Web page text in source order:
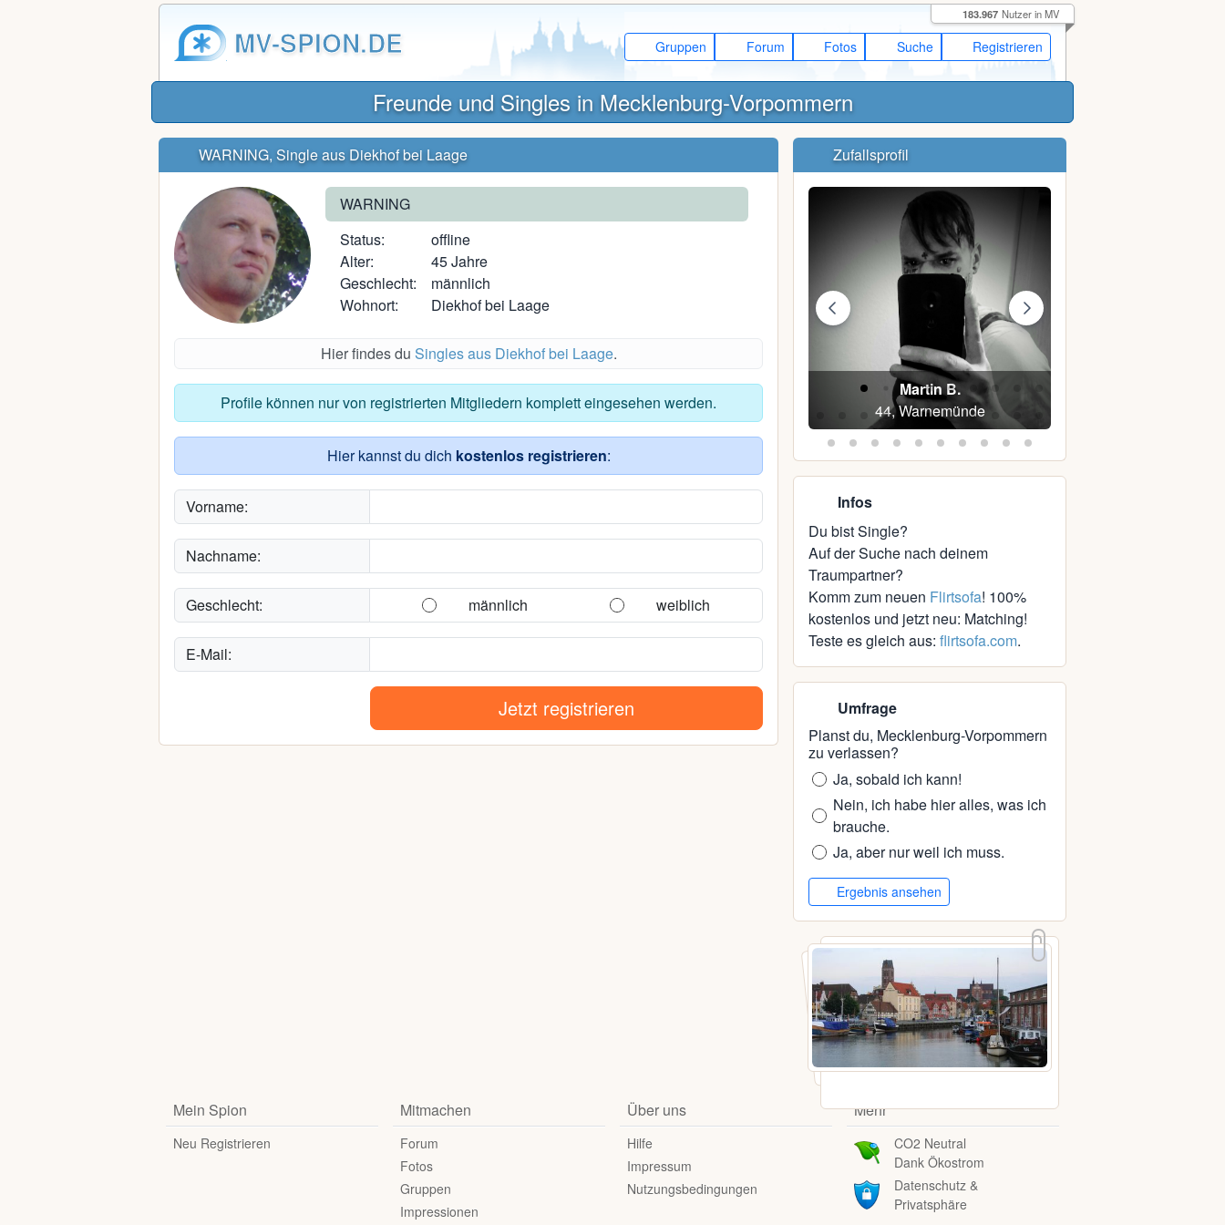
MV-SPION.DE Gruppen Forum Fotos Suche Registrieren
183.967 Nutzer in MV
Freunde und Singles in Mecklenburg-Vorpommern
WARNING, Single aus Diekhof bei Laage
WARNING
Status:
offline
Alter:
45 Jahre
Geschlecht:
männlich
Wohnort:
Diekhof bei Laage
Hier findes du Singles aus Diekhof bei Laage.
Profile können nur von registrierten Mitgliedern komplett eingesehen werden.
Hier kannst du dich kostenlos registrieren:
Vorname:
Nachname:
Geschlecht: männlich weiblich
E-Mail:
Jetzt registrieren
Zufallsprofil
Martin B.
44, Warnemünde
Conshita
41, Graal-Müritz
Infos
Du bist Single?
Auf der Suche nach deinem
Traumpartner?
Komm zum neuen Flirtsofa! 100%
kostenlos und jetzt neu: Matching!
Teste es gleich aus: flirtsofa.com.
Umfrage
Planst du, Mecklenburg-Vorpommern
zu verlassen?
Ja, sobald ich kann!
Nein, ich habe hier alles, was ich
brauche.
Ja, aber nur weil ich muss.
Ergebnis ansehen
Mein Spion
Neu Registrieren
Mitmachen
Forum
Fotos
Gruppen
Impressionen
Über uns
Hilfe
Impressum
Nutzungsbedingungen
Mehr
CO2 Neutral
Dank Ökostrom
Datenschutz &
Privatsphäre